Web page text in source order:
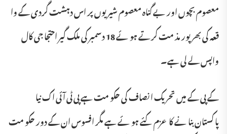
معصوم بچوں اور بے گناہ معصوم شیر یوں پر اس دہشت گردی کے وا
قعہ کی بھر پور مذ مت کرتے ہو ئے 18 دسمبر کی ملک گیر احتجا جی کال
واپس لے لی ہے۔
کے پی کے میں تحریک انصاف کی حکو مت ہے پی ٹی آ ئی اک نیا
پا کستان بنا نے کا عزم کئے ہو ئے ہے مگر افسوس ان کے دور حکو مت